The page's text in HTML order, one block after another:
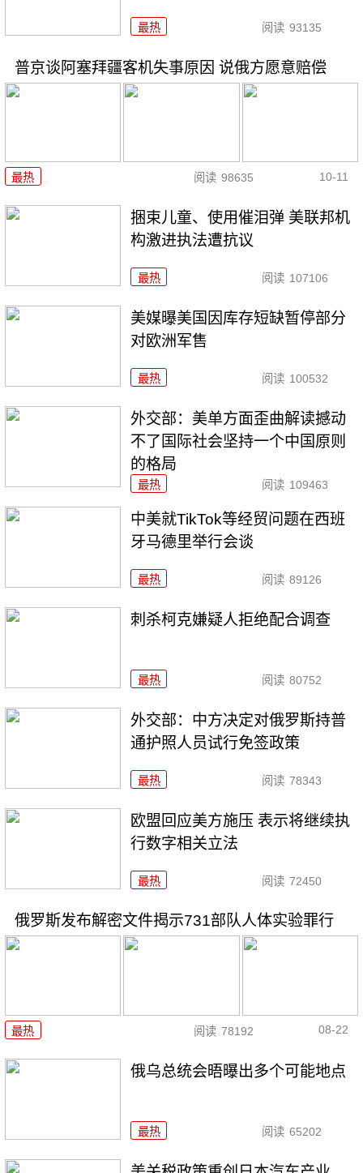
最热 阅读 93135
普京谈阿塞拜疆客机失事原因 说俄方愿意赔偿
最热 阅读 98635 10-11
捆束儿童、使用催泪弹 美联邦机
构激进执法遭抗议
最热 阅读 107106
美媒曝美国因库存短缺暂停部分
对欧洲军售
最热 阅读 100532
外交部：美单方面歪曲解读撼动
不了国际社会坚持一个中国原则
的格局
最热 阅读 109463
中美就TikTok等经贸问题在西班
牙马德里举行会谈
最热 阅读 89126
刺杀柯克嫌疑人拒绝配合调查
最热 阅读 80752
外交部：中方决定对俄罗斯持普
通护照人员试行免签政策
最热 阅读 78343
欧盟回应美方施压 表示将继续执
行数字相关立法
最热 阅读 72450
俄罗斯发布解密文件揭示731部队人体实验罪行
最热 阅读 78192 08-22
俄乌总统会晤曝出多个可能地点
最热 阅读 65202